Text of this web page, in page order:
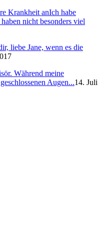
Krankheit anIch habe
nicht besonders viel
liebe Jane, wenn es die
Während meine
Augen...14. Juli